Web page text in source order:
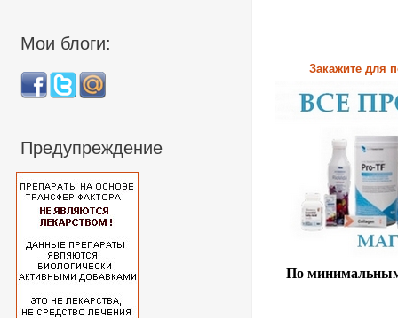
Мои блоги:
Предупреждение
Закажите для
По